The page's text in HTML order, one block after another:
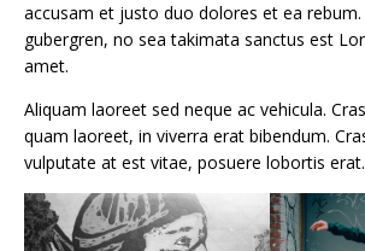
accusam et justo duo dolores et ea rebum.
gubergren, no sea takimata sanctus est
amet.
Aliquam laoreet sed neque ac vehicula.
quam laoreet, in viverra erat bibendum.
vulputate at est vitae, posuere lobortis erat.